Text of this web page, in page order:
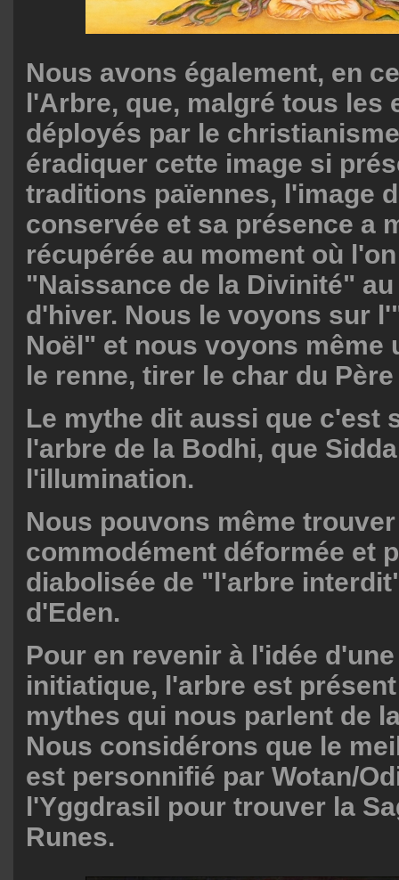
Nous avons également, en
l'Arbre, que, malgré tous les
déployés par le
éradiquer cette image si
traditions païennes, l'image
conservée et sa présence a
récupérée au moment où
"Naissance de la Divinité"
d'hiver. Nous le voyons sur
Noël" et nous voyons même
le renne, tirer le char du
Le mythe dit aussi que c'est
l'arbre de la Bodhi, que
l'illumination.
Nous pouvons même
commodément déformée et
diabolisée de "l'arbre
d'Eden.
Pour en revenir à l'idée
initiatique, l'arbre est
mythes qui nous parlent de
Nous considérons que le
est personnifié par Wotan/
l'Yggdrasil pour trouver la
Runes.